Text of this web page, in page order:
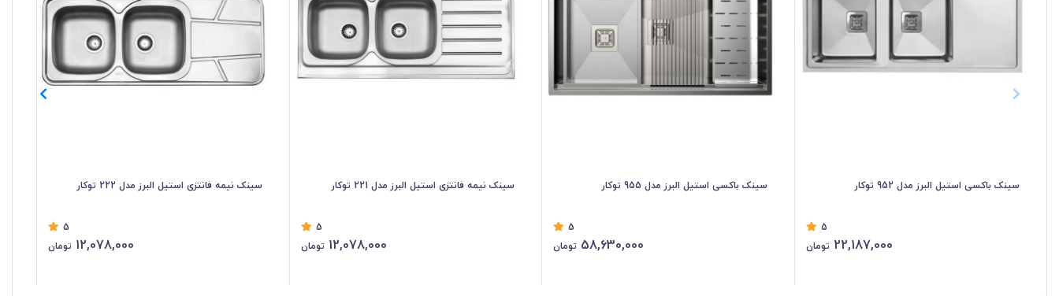
سینک باکسی استیل البرز مدل 952 توکار
5
22,187,000 تومان
سینک باکسی استیل البرز مدل 955 توکار
5
58,630,000 تومان
سینک نیمه فانتزی استیل البرز مدل 221 توکار
5
12,078,000 تومان
سینک نیمه فانتزی استیل البرز مدل 222 توکار
5
12,078,000 تومان